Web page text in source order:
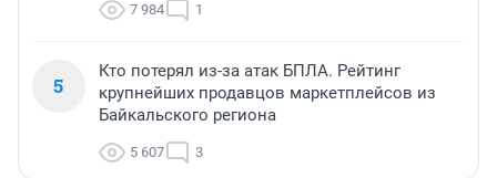
7 984 1
5
Кто потерял из-за атак БПЛА. Рейтинг
крупнейших продавцов маркетплейсов из
Байкальского региона
5 607 3